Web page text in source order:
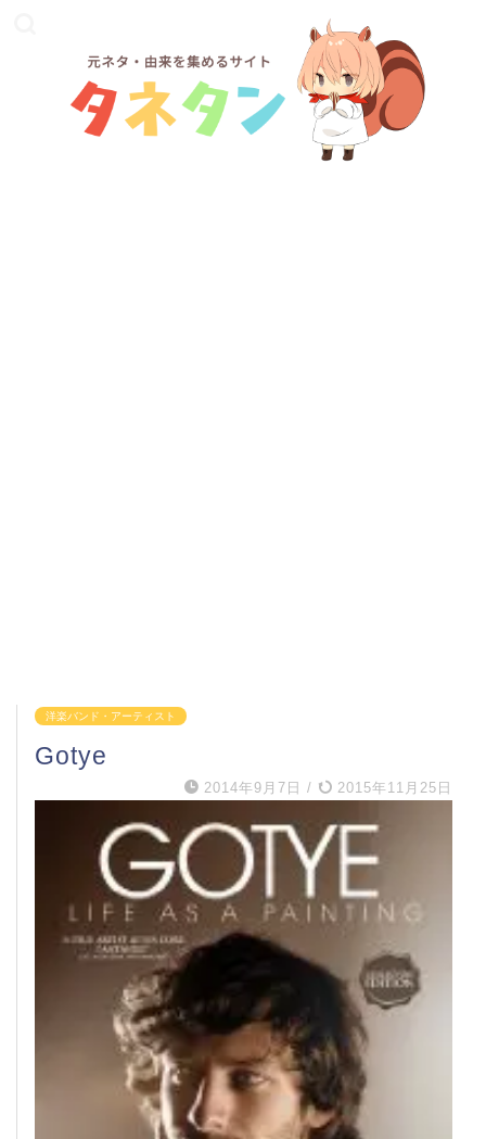
洋楽バンド・アーティスト
Gotye
2014年9月7日 / 2015年11月25日